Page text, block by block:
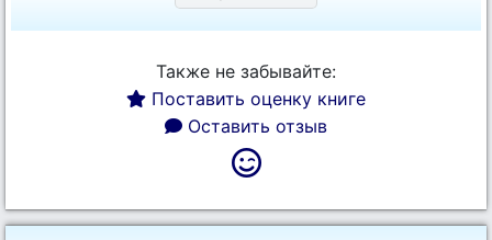
Также не забывайте:
Поставить оценку книге
Оставить отзыв